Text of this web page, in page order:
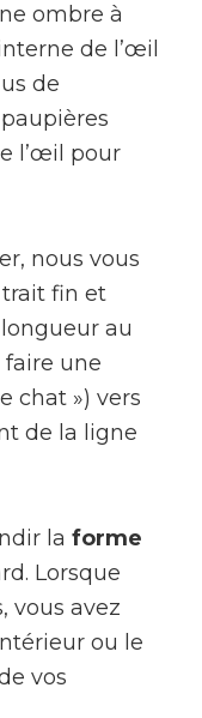
ombre à
de l’œil
de
l’œil pour
nous vous
fin et
au
faire une
chat ») vers
de la ligne
la forme
Lorsque
vous avez
ou le
vos